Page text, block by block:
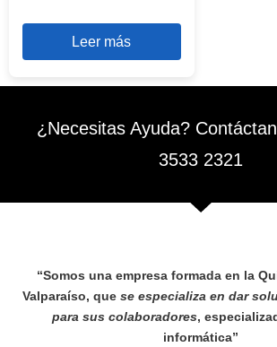
Leer más
¿Necesitas Ayuda?
3533 2321
“Somos una empresa formada en la
Valparaíso, que se especializa en dar
para sus colaboradores,
informática”